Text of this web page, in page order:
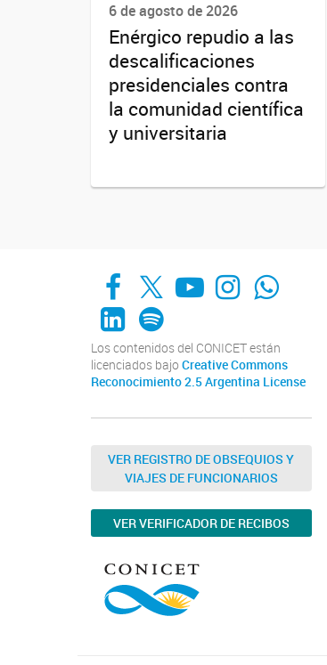
6 de agosto de 2026
Enérgico repudio a las
descalificaciones
presidenciales contra
la comunidad científica
y universitaria
Facebook
X YouTube
Instagram
Whats App
LinkedIn
Spotify
Los contenidos del CONICET están
licenciados bajo Creative Commons
Reconocimiento 2.5 Argentina License
VER REGISTRO DE OBSEQUIOS Y
VIAJES DE FUNCIONARIOS
VER VERIFICADOR DE RECIBOS